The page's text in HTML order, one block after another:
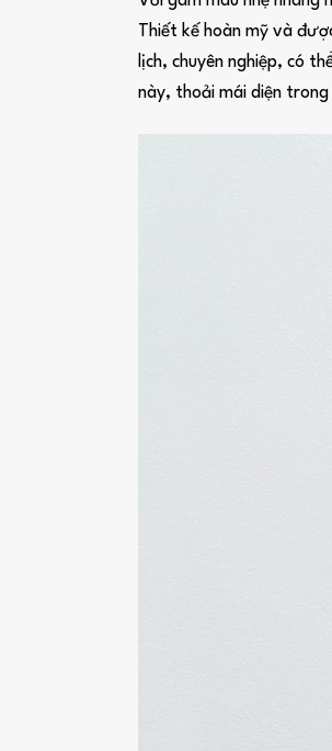
Thiết kế hoàn mỹ và
lịch, chuyên nghiệp, có
này, thoải mái diện